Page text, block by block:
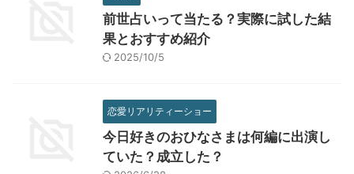
前世占いって当たる？実際に試した結
果とおすすめ紹介
2025/10/5
恋愛リアリティーショー
今日好きのおひなさまは何編に出演し
ていた？成立した？